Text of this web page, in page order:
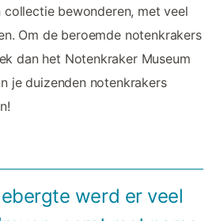
bewonderen, met veel
Om de beroemde notenkrakers
dan het Notenkraker Museum
je duizenden notenkrakers
werd er veel